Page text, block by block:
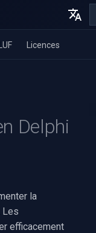
English
Licences
Delphi
la
Les
efficacement